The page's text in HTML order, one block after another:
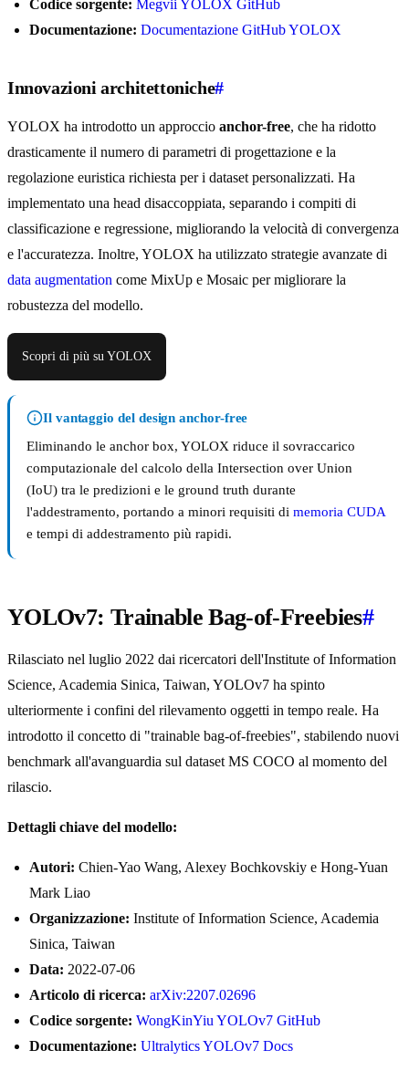
Codice sorgente: Megvii YOLOX GitHub
Documentazione: Documentazione GitHub YOLOX
Innovazioni architettoniche#
YOLOX ha introdotto un approccio anchor-free, che ha ridotto
drasticamente il numero di parametri di progettazione e la
regolazione euristica richiesta per i dataset personalizzati. Ha
implementato una head disaccoppiata, separando i compiti di
classificazione e regressione, migliorando la velocità di convergenza
e l'accuratezza. Inoltre, YOLOX ha utilizzato strategie avanzate di
data augmentation come MixUp e Mosaic per migliorare la
robustezza del modello.
Scopri di più su YOLOX
Il vantaggio del design anchor-free
Eliminando le anchor box, YOLOX riduce il sovraccarico
computazionale del calcolo della Intersection over Union
(IoU) tra le predizioni e le ground truth durante
l'addestramento, portando a minori requisiti di memoria CUDA
e tempi di addestramento più rapidi.
YOLOv7: Trainable Bag-of-Freebies#
Rilasciato nel luglio 2022 dai ricercatori dell'Institute of Information
Science, Academia Sinica, Taiwan, YOLOv7 ha spinto
ulteriormente i confini del rilevamento oggetti in tempo reale. Ha
introdotto il concetto di "trainable bag-of-freebies", stabilendo nuovi
benchmark all'avanguardia sul dataset MS COCO al momento del
rilascio.
Dettagli chiave del modello:
Autori: Chien-Yao Wang, Alexey Bochkovskiy e Hong-Yuan
Mark Liao
Organizzazione: Institute of Information Science, Academia
Sinica, Taiwan
Data: 2022-07-06
Articolo di ricerca: arXiv:2207.02696
Codice sorgente: WongKinYiu YOLOv7 GitHub
Documentazione: Ultralytics YOLOv7 Docs